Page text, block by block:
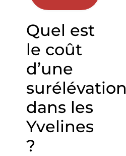
Quel est
le coût
d’une
surélévation
dans les
Yvelines
?